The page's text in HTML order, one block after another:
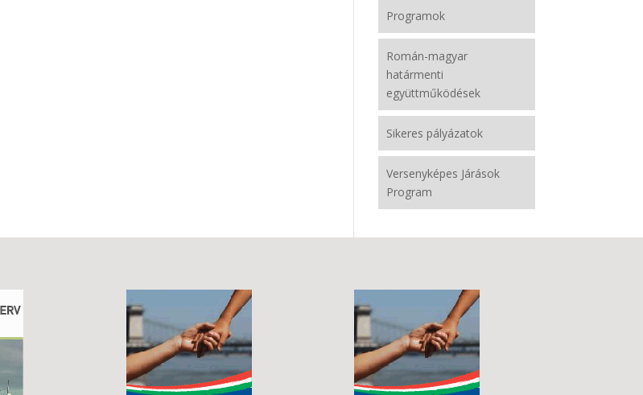
Programok
Román-magyar
határmenti
együttműködések
Sikeres pályázatok
Versenyképes Járások
Program